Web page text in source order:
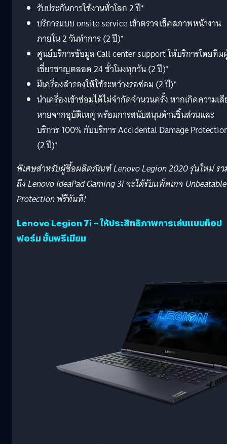
รับประกันการใช้งานทั่วโลก 2 ปี*
บริการแบบ onsite service เข้าตรวจเช็คสภาพหน้างาน
ภายใน 2 วันทำการ (2 ปี)*
ศูนย์บริการข้อมูล Call center support ให้บริการโดยทีม
เชี่ยวชาญตลอด 24 ชั่วโมงทุกวัน (2 ปี)*
มีเครื่องสำรองให้ใช้ระหว่างรอซ่อม (2 ปี)*
นำเครื่องเข้าซ่อมได้ไม่จำกัดจำนวนครั้ง หากเกิดความเ
หายจากอุบัติเหตุ พร้อมการสนับสนุนด้านชิ้นส่วนและ
บริการ 100% กับบริการ Accidental Damage
(2 ปี)*
พิเศษสำหรับผู้ซื้อผลิตภัณฑ์ Lenovo Legion 2020 รุ่นใหม่ ร
ถึง Lenovo IdeaPad Gaming 3i จะได้รับแพ็คเกจ Unbeatable
Protection ฟรีทันที!
Lenovo Legion 7i – ให้ประสิทธิภาพการเล่นแบบท็อป
ฟอร์ม ขั้นพรีเมียม